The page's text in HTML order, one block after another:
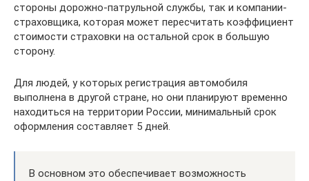
стороны дорожно-патрульной службы, так и компании-
страховщика, которая может пересчитать коэффициент
стоимости страховки на остальной срок в большую
сторону.
Для людей, у которых регистрация автомобиля
выполнена в другой стране, но они планируют временно
находиться на территории России, минимальный срок
оформления составляет 5 дней.
В основном это обеспечивает возможность